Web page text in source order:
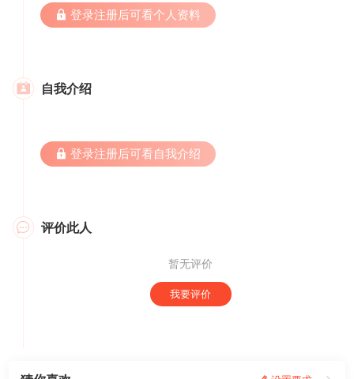
 登录注册后可看个人资料
 自我介绍
 登录注册后可看自我介绍
 评价此人
暂无评价
我要评价